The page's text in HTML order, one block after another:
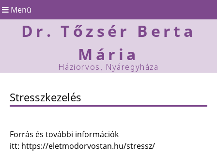
Menü
Dr. Tőzsér Berta
Mária
Háziorvos, Nyáregyháza
Stresszkezelés
Forrás és további információk
itt: https://eletmodorvostan.hu/stressz/